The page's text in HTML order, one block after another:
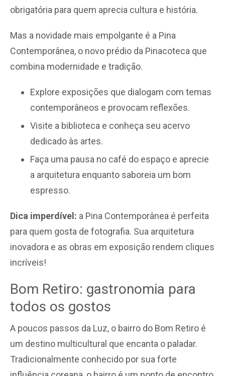
obrigatória para quem aprecia cultura e história.
Mas a novidade mais empolgante é a Pina
Contemporânea, o novo prédio da Pinacoteca que
combina modernidade e tradição.
Explore exposições que dialogam com temas
contemporâneos e provocam reflexões.
Visite a biblioteca e conheça seu acervo
dedicado às artes.
Faça uma pausa no café do espaço e aprecie
a arquitetura enquanto saboreia um bom
espresso.
Dica imperdível: a Pina Contemporânea é perfeita
para quem gosta de fotografia. Sua arquitetura
inovadora e as obras em exposição rendem cliques
incríveis!
Bom Retiro: gastronomia para
todos os gostos
A poucos passos da Luz, o bairro do Bom Retiro é
um destino multicultural que encanta o paladar.
Tradicionalmente conhecido por sua forte